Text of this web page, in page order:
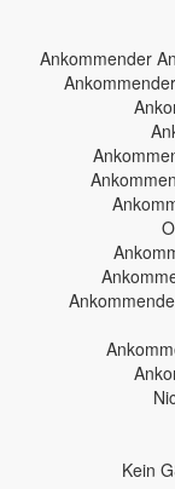
Ankommender
Kein